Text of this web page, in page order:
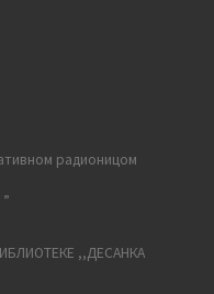
радионицом
,,ДЕСАНКА